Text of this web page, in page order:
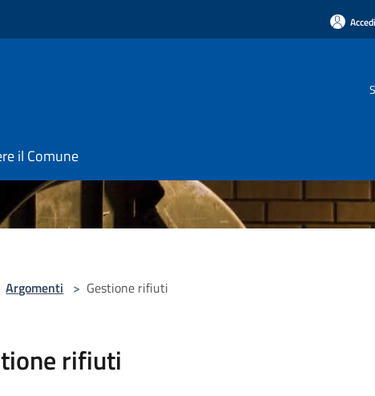
il Comune
Argomenti > Gestione rifiuti
rifiuti